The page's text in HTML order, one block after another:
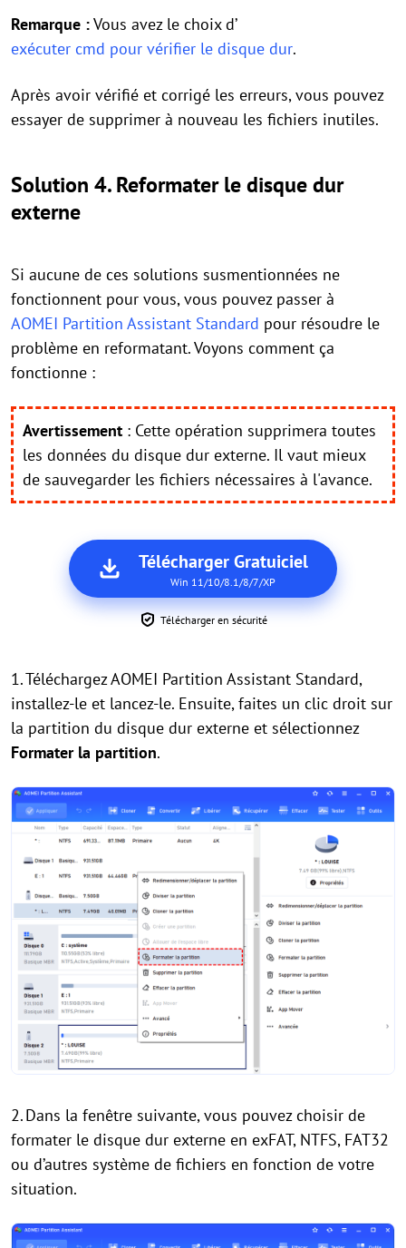
Remarque :Vous avez le choix d’
exécuter cmd pour vérifier le disque dur.
Après avoir vérifié et corrigé les erreurs, vous pouvez
essayer de supprimer à nouveau les fichiers inutiles.
Solution 4. Reformater le disque dur
externe
Si aucune de ces solutions susmentionnées ne
fonctionnent pour vous, vous pouvez passer à
AOMEI Partition Assistant Standard pour résoudre le
problème en reformatant. Voyons comment ça
fonctionne :
Avertissement : Cette opération supprimera toutes
les données du disque dur externe. Il vaut mieux
de sauvegarder les fichiers nécessaires à l'avance.
Télécharger Gratuiciel
Win 11/10/8.1/8/7/XP
Télécharger en sécurité
1.Téléchargez AOMEI Partition Assistant Standard,
installez-le et lancez-le. Ensuite, faites un clic droit sur
la partition du disque dur externe et sélectionnez
Formater la partition.
2.Dans la fenêtre suivante, vous pouvez choisir de
formater le disque dur externe en exFAT, NTFS, FAT32
ou d’autres système de fichiers en fonction de votre
situation.